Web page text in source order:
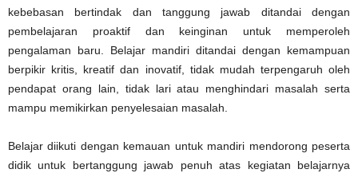
kebebasan bertindak dan tanggung jawab ditandai dengan
pembelajaran proaktif dan keinginan untuk memperoleh
pengalaman baru. Belajar mandiri ditandai dengan kemampuan
berpikir kritis, kreatif dan inovatif, tidak mudah terpengaruh oleh
pendapat orang lain, tidak lari atau menghindari masalah serta
mampu memikirkan penyelesaian masalah.
Belajar diikuti dengan kemauan untuk mandiri mendorong peserta
didik untuk bertanggung jawab penuh atas kegiatan belajarnya